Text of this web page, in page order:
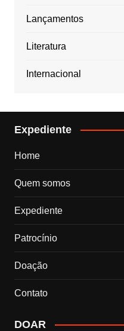
Lançamentos
Literatura
Internacional
Expediente
Home
Quem somos
Expediente
Patrocínio
Doação
Contato
DOAR